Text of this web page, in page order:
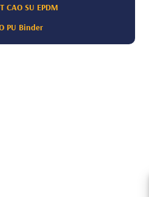
CAO SU EPDM
PU Binder